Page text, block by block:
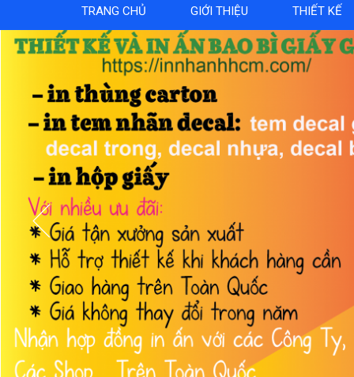
TRANG CHỦ GIỚI THIỆU THIẾT KẾ